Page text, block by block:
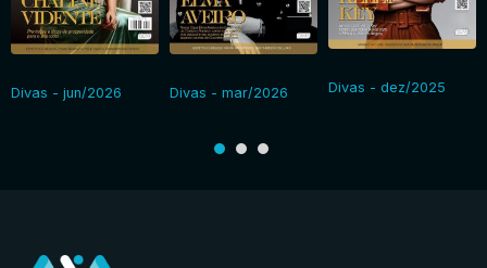
Divas - jun/2026 Divas - mar/2026 Divas - dez/2025